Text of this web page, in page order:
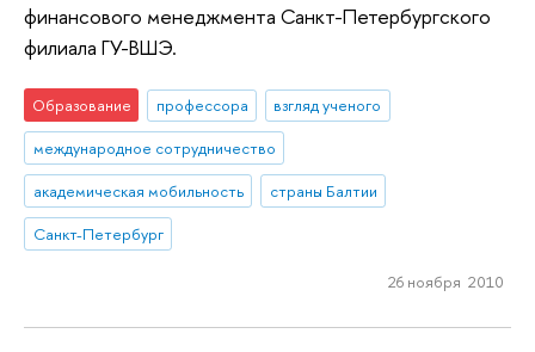
финансового менеджмента Санкт-Петербургского
филиала ГУ-ВШЭ.
Образование профессора
взгляд ученого
международное сотрудничество
академическая мобильность
страны Балтии
Санкт-Петербург
26 ноября 2010